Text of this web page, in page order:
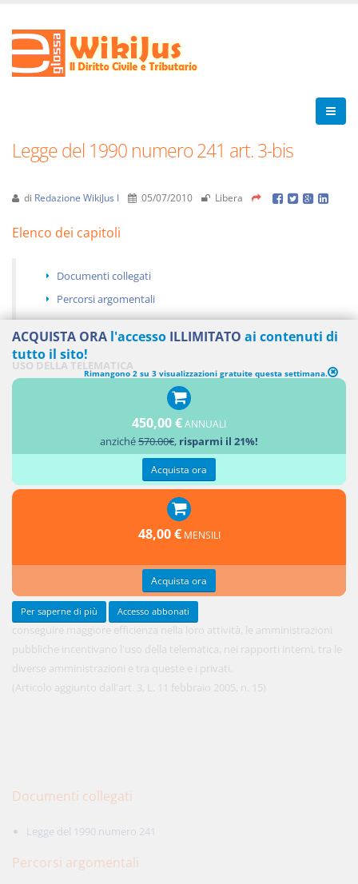
Legge del 1990 numero 241 art. 3-bis
di Redazione WikiJus I 05/07/2010 Libera
Elenco dei capitoli
Documenti collegati
Percorsi argomentali
USO DELLA TELEMATICA
conseguire maggiore efficienza nella loro attività, le amministrazioni
pubbliche incentivano l'uso della telematica, nei rapporti interni, tra le
diverse amministrazioni e tra queste e i privati.
(Articolo aggiunto dall'art. 3, L. 11 febbraio 2005, n. 15)
Documenti collegati
Legge del 1990 numero 241
Percorsi argomentali
ACQUISTA ORA l'accesso ILLIMITATO ai contenuti di
tutto il sito!
Rimangono 2 su 3 visualizzazioni gratuite questa settimana.
450,00 €ANNUALI
anziché570.00€, risparmi il 21%!
Acquista ora
48,00 € MENSILI
Acquista ora
Per saperne di più Accesso abbonati